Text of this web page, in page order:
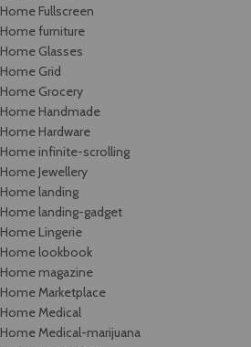
Home Fullscreen
Home furniture
Home Glasses
Home Grid
Home Grocery
Home Handmade
Home Hardware
Home infinite-scrolling
Home Jewellery
Home landing
Home landing-gadget
Home Lingerie
Home lookbook
Home magazine
Home Marketplace
Home Medical
Home Medical-marijuana